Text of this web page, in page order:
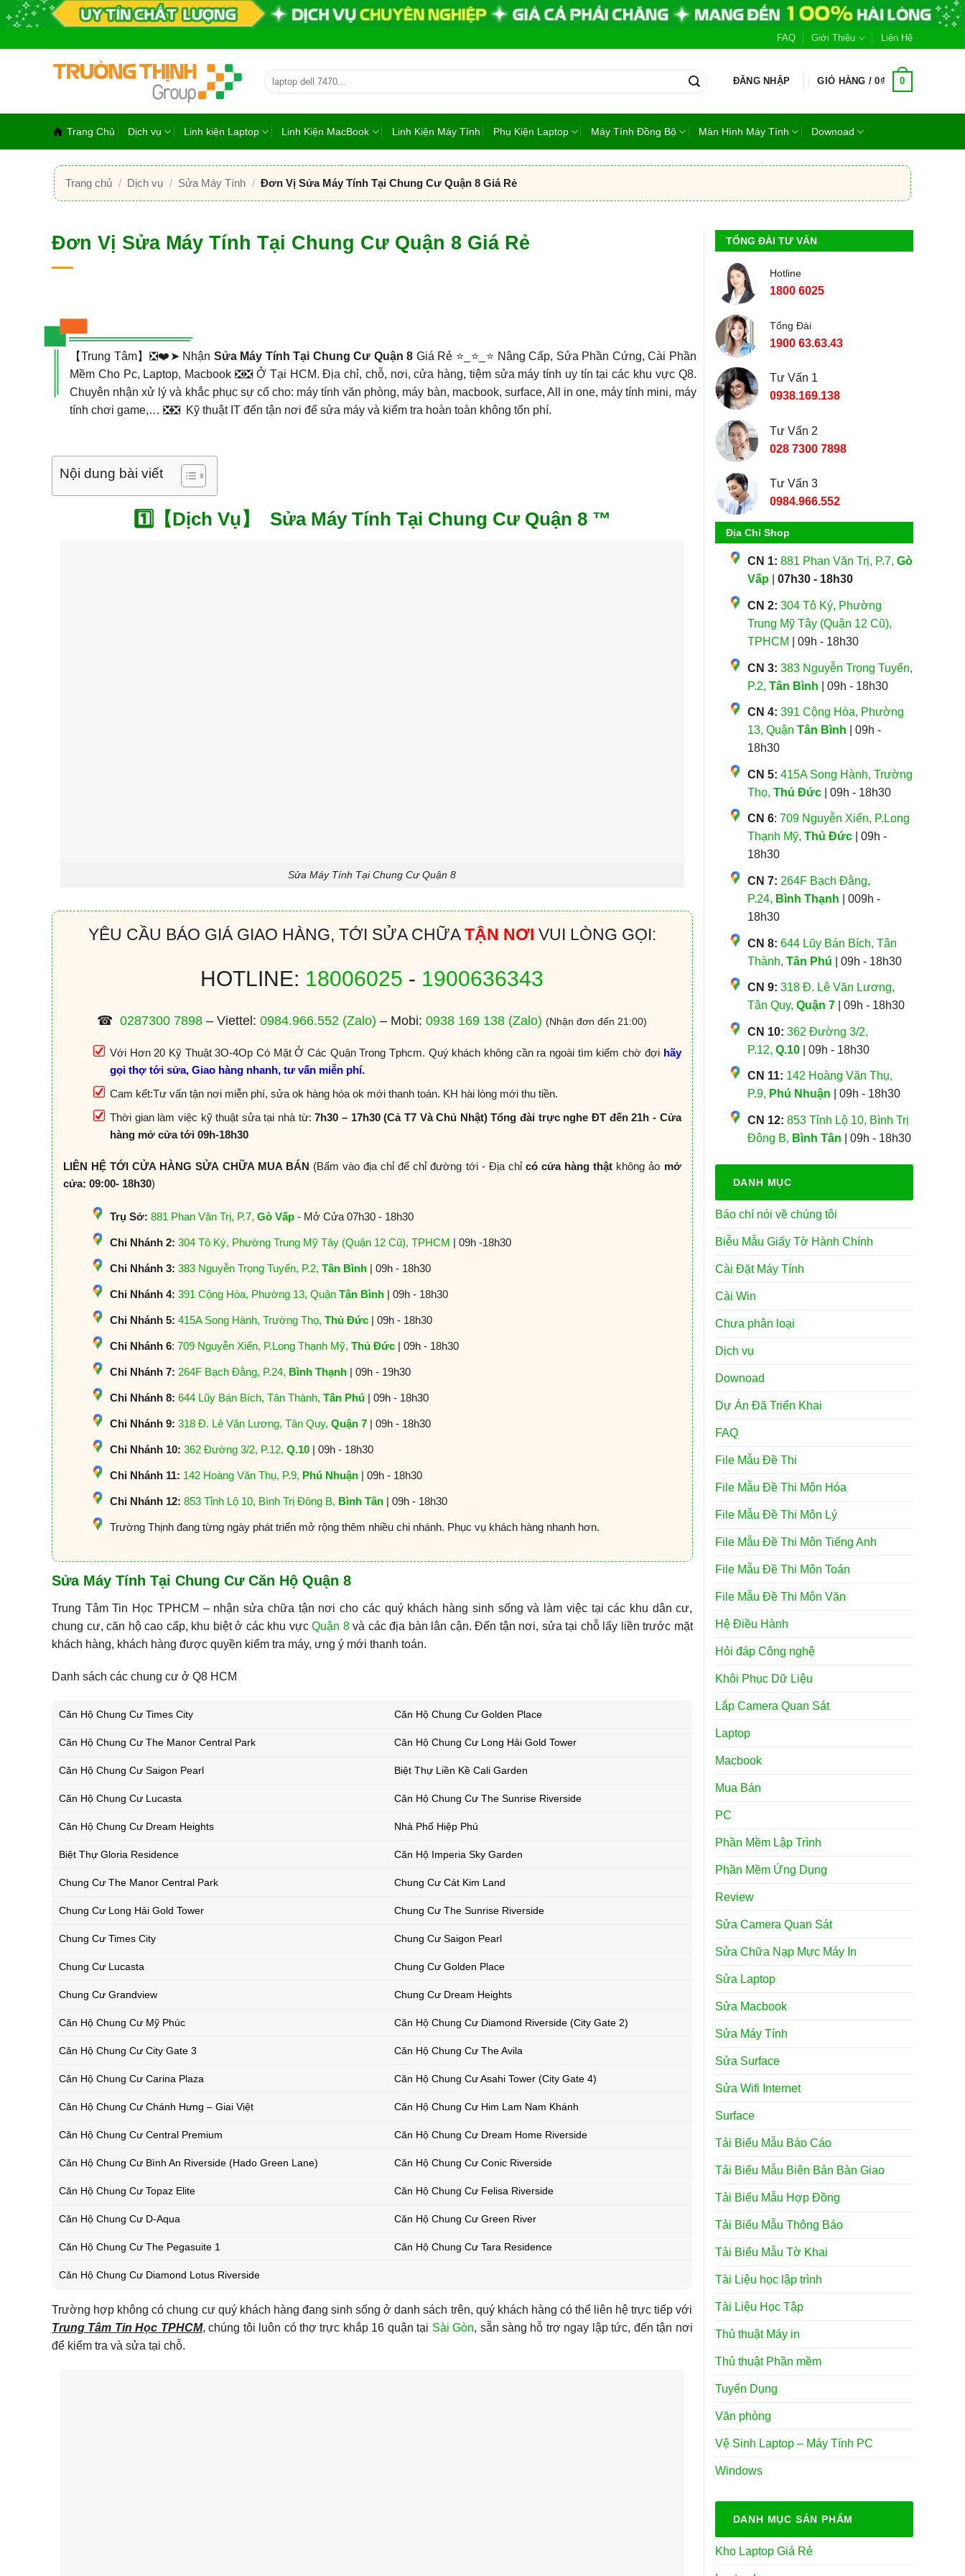
qua
FAQ Giới Thiệu Liên Hệ
Tìm
kiếm:
ĐĂNG NHẬP GIỎ HÀNG /0₫ 0
Trang Chủ Dịch vụ Linh kiện Laptop Linh Kiện MacBook Linh Kiện Máy Tính Phụ Kiện Laptop Máy Tính Đồng Bộ Màn Hình Máy Tính Downoad
Trang chủ / Dịch vụ / Sửa Máy Tính / Đơn Vị Sửa Máy Tính Tại Chung Cư Quận 8 Giá Rẻ
Đơn Vị Sửa Máy Tính Tại Chung Cư Quận 8 Giá Rẻ
【Trung Tâm】❎❤️➤ Nhận Sửa Máy Tính Tại Chung Cư Quận 8 Giá Rẻ ⭐_⭐_⭐ Nâng Cấp, Sửa Phần Cứng, Cài Phần
Mềm Cho Pc, Laptop, Macbook ❎❎ Ở Tại HCM. Địa chỉ, chỗ, nơi, cửa hàng, tiệm sửa máy tính uy tín tại các khu vực Q8.
Chuyên nhận xử lý và khắc phục sự cố cho: máy tính văn phòng, máy bàn, macbook, surface, All in one, máy tính mini, máy
tính chơi game,… ❎❎ Kỹ thuật IT đến tận nơi để sửa máy và kiểm tra hoàn toàn không tốn phí.
Nội dung bài viết
1️⃣【Dịch Vụ】 Sửa Máy Tính Tại Chung Cư Quận 8 ™
Sửa Máy Tính Tại Chung Cư Quận 8
YÊU CẦU BÁO GIÁ GIAO HÀNG, TỚI SỬA CHỮA TẬN NƠI VUI LÒNG GỌI:
HOTLINE: 18006025 - 1900636343
☎0287300 7898 – Viettel:0984.966.552 (Zalo) – Mobi:0938 169 138 (Zalo) (Nhận đơn đến 21:00)
Với Hơn 20 Kỹ Thuật 3O-4Op Có Mặt Ở Các Quận Trong Tphcm. Quý khách không cần ra ngoài tìm kiếm chờ đợi hãy
gọi thợ tới sửa, Giao hàng nhanh, tư vấn miễn phí.
Cam kết:Tư vấn tận nơi miễn phí, sửa ok hàng hóa ok mới thanh toán. KH hài lòng mới thu tiền.
Thời gian làm việc kỹ thuật sửa tại nhà từ: 7h30 – 17h30 (Cả T7 Và Chủ Nhật) Tổng đài trực nghe ĐT đến 21h - Cửa
hàng mở cửa tới 09h-18h30
LIÊN HỆ TỚI CỬA HÀNG SỬA CHỮA MUA BÁN (Bấm vào địa chỉ để chỉ đường tới - Địa chỉ có cửa hàng thật không ảo mở
cửa: 09:00- 18h30)
Trụ Sở: 881 Phan Văn Trị, P.7, Gò Vấp - Mở Cửa 07h30 - 18h30
Chi Nhánh 2: 304 Tô Ký, Phường Trung Mỹ Tây (Quận 12 Cũ), TPHCM | 09h -18h30
Chi Nhánh 3: 383 Nguyễn Trọng Tuyển, P.2, Tân Bình | 09h - 18h30
Chi Nhánh 4: 391 Cộng Hòa, Phường 13, Quận Tân Bình | 09h - 18h30
Chi Nhánh 5: 415A Song Hành, Trường Thọ, Thủ Đức | 09h - 18h30
Chi Nhánh 6: 709 Nguyễn Xiển, P.Long Thạnh Mỹ, Thủ Đức | 09h - 18h30
Chi Nhánh 7: 264F Bạch Đằng, P.24, Bình Thạnh | 09h - 19h30
Chi Nhánh 8: 644 Lũy Bán Bích, Tân Thành, Tân Phú | 09h - 18h30
Chi Nhánh 9: 318 Đ. Lê Văn Lương, Tân Quy, Quận 7 | 09h - 18h30
Chi Nhánh 10: 362 Đường 3/2, P.12, Q.10 | 09h - 18h30
Chi Nhánh 11: 142 Hoàng Văn Thụ, P.9, Phú Nhuận | 09h - 18h30
Chi Nhánh 12: 853 Tỉnh Lộ 10, Bình Trị Đông B, Bình Tân | 09h - 18h30
Trường Thịnh đang từng ngày phát triển mở rộng thêm nhiều chi nhánh. Phục vụ khách hàng nhanh hơn.
Sửa Máy Tính Tại Chung Cư Căn Hộ Quận 8
Trung Tâm Tin Học TPHCM – nhận sửa chữa tận nơi cho các quý khách hàng sinh sống và làm việc tại các khu dân cư,
chung cư, căn hộ cao cấp, khu biệt ở các khu vực Quận 8và các địa bàn lân cận. Đến tận nơi, sửa tại chỗ lấy liền trước mặt
khách hàng, khách hàng được quyền kiểm tra máy, ưng ý mới thanh toán.
Danh sách các chung cư ở Q8 HCM
Căn Hộ Chung Cư Times City Căn Hộ Chung Cư Golden Place
Căn Hộ Chung Cư The Manor Central Park Căn Hộ Chung Cư Long Hải Gold Tower
Căn Hộ Chung Cư Saigon Pearl Biệt Thự Liền Kề Cali Garden
Căn Hộ Chung Cư Lucasta Căn Hộ Chung Cư The Sunrise Riverside
Căn Hộ Chung Cư Dream Heights Nhà Phố Hiệp Phú
Biệt Thự Gloria Residence Căn Hộ Imperia Sky Garden
Chung Cư The Manor Central Park Chung Cư Cát Kim Land
Chung Cư Long Hải Gold Tower Chung Cư The Sunrise Riverside
Chung Cư Times City Chung Cư Saigon Pearl
Chung Cư Lucasta Chung Cư Golden Place
Chung Cư Grandview Chung Cư Dream Heights
Căn Hộ Chung Cư Mỹ Phúc Căn Hộ Chung Cư Diamond Riverside (City Gate 2)
Căn Hộ Chung Cư City Gate 3 Căn Hộ Chung Cư The Avila
Căn Hộ Chung Cư Carina Plaza Căn Hộ Chung Cư Asahi Tower (City Gate 4)
Căn Hộ Chung Cư Chánh Hưng – Giai Việt Căn Hộ Chung Cư Him Lam Nam Khánh
Căn Hộ Chung Cư Central Premium Căn Hộ Chung Cư Dream Home Riverside
Căn Hộ Chung Cư Bình An Riverside (Hado Green Lane) Căn Hộ Chung Cư Conic Riverside
Căn Hộ Chung Cư Topaz Elite Căn Hộ Chung Cư Felisa Riverside
Căn Hộ Chung Cư D-Aqua Căn Hộ Chung Cư Green River
Căn Hộ Chung Cư The Pegasuite 1 Căn Hộ Chung Cư Tara Residence
Căn Hộ Chung Cư Diamond Lotus Riverside
Trường hợp không có chung cư quý khách hàng đang sinh sống ở danh sách trên, quý khách hàng có thể liên hệ trực tiếp với
Trung Tâm Tin Học TPHCM, chúng tôi luôn có thợ trực khắp 16 quận tại Sài Gòn, sẵn sàng hỗ trợ ngay lập tức, đến tận nơi
để kiểm tra và sửa tại chỗ.
TỔNG ĐÀI TƯ VẤN
Hotline
1800 6025
Tổng Đài
1900 63.63.43
Tư Vấn 1
0938.169.138
Tư Vấn 2
028 7300 7898
Tư Vấn 3
0984.966.552
Địa Chỉ Shop
CN 1: 881 Phan Văn Trị, P.7, Gò
Vấp| 07h30 - 18h30
CN 2: 304 Tô Ký, Phường
Trung Mỹ Tây (Quận 12 Cũ),
TPHCM | 09h - 18h30
CN 3: 383 Nguyễn Trọng Tuyển,
P.2, Tân Bình | 09h - 18h30
CN 4: 391 Cộng Hòa, Phường
13, Quận Tân Bình | 09h -
18h30
CN 5: 415A Song Hành, Trường
Thọ, Thủ Đức| 09h - 18h30
CN 6: 709 Nguyễn Xiển, P.Long
Thạnh Mỹ, Thủ Đức| 09h -
18h30
CN 7: 264F Bạch Đằng,
P.24, Bình Thạnh | 009h -
18h30
CN 8: 644 Lũy Bán Bích, Tân
Thành, Tân Phú | 09h - 18h30
CN 9: 318 Đ. Lê Văn Lương,
Tân Quy, Quận 7| 09h - 18h30
CN 10: 362 Đường 3/2,
P.12, Q.10| 09h - 18h30
CN 11: 142 Hoàng Văn Thụ,
P.9, Phú Nhuận | 09h - 18h30
CN 12: 853 Tỉnh Lộ 10, Bình Trị
Đông B, Bình Tân | 09h - 18h30
DANH MỤC
Báo chí nói về chúng tôi
Biễu Mẫu Giấy Tờ Hành Chính
Cài Đặt Máy Tính
Cài Win
Chưa phân loại
Dịch vụ
Downoad
Dự Án Đã Triển Khai
FAQ
File Mẫu Đề Thi
File Mẫu Đề Thi Môn Hóa
File Mẫu Đề Thi Môn Lý
File Mẫu Đề Thi Môn Tiếng Anh
File Mẫu Đề Thi Môn Toán
File Mẫu Đề Thi Môn Văn
Hệ Điều Hành
Hỏi đáp Công nghệ
Khôi Phục Dữ Liệu
Lắp Camera Quan Sát
Laptop
Macbook
Mua Bán
PC
Phần Mềm Lập Trình
Phần Mềm Ứng Dụng
Review
Sửa Camera Quan Sát
Sửa Chữa Nạp Mực Máy In
Sửa Laptop
Sửa Macbook
Sửa Máy Tính
Sửa Surface
Sửa Wifi Internet
Surface
Tải Biểu Mẫu Báo Cáo
Tải Biểu Mẫu Biên Bản Bàn Giao
Tải Biểu Mẫu Hợp Đồng
Tải Biểu Mẫu Thông Báo
Tải Biểu Mẫu Tờ Khai
Tài Liệu học lập trình
Tài Liệu Học Tập
Thủ thuật Máy in
Thủ thuật Phần mềm
Tuyển Dụng
Văn phòng
Vệ Sinh Laptop – Máy Tính PC
Windows
DANH MỤC SẢN PHẨM
Kho Laptop Giá Rẻ